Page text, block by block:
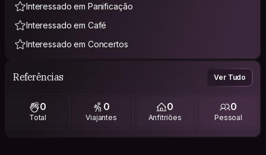
Interessado em Panificação
Interessado em Café
Interessado em Concertos
Referências Ver Tudo
0
Total
0
Viajantes
0
Anfitriões
0
Pessoal